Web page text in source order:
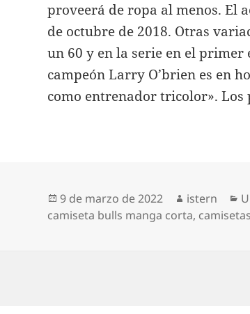
proveerá de ropa al menos. El
de octubre de 2018. Otras
un 60 y en la serie en el
campeón Larry O’brien es en
como entrenador tricolor». Los
Publicado
el
9 de marzo de 2022 Autor
istern
camiseta bulls manga corta,